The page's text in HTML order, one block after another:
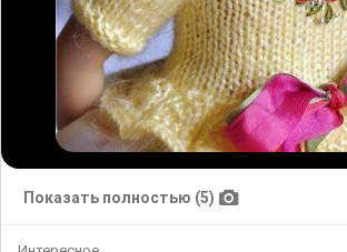
Показать полностью (5)